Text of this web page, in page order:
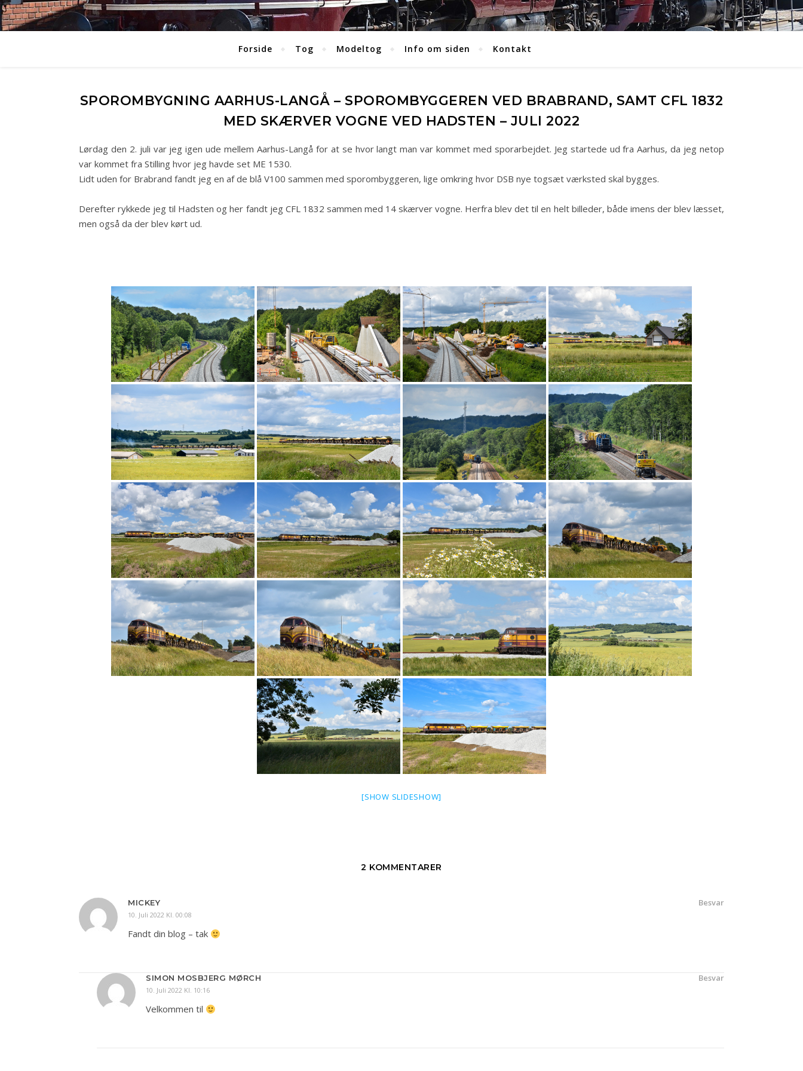
Forside Tog Modeltog Info om siden Kontakt
SPOROMBYGNING AARHUS-LANGÅ – SPOROMBYGGEREN VED BRABRAND, SAMT CFL 1832
MED SKÆRVER VOGNE VED HADSTEN – JULI 2022
Lørdag den 2. juli var jeg igen ude mellem Aarhus-Langå for at se hvor langt man var kommet med sporarbejdet. Jeg startede ud fra Aarhus, da jeg netop
var kommet fra Stilling hvor jeg havde set ME 1530.
Lidt uden for Brabrand fandt jeg en af de blå V100 sammen med sporombyggeren, lige omkring hvor DSB nye togsæt værksted skal bygges.
Derefter rykkede jeg til Hadsten og her fandt jeg CFL 1832 sammen med 14 skærver vogne. Herfra blev det til en helt billeder, både imens der blev læsset,
men også da der blev kørt ud.
[SHOW SLIDESHOW]
2 KOMMENTARER
MICKEY
10. Juli 2022 Kl. 00:08
Besvar
Fandt din blog – tak
SIMON MOSBJERG MØRCH
10. Juli 2022 Kl. 10:16
Besvar
Velkommen til